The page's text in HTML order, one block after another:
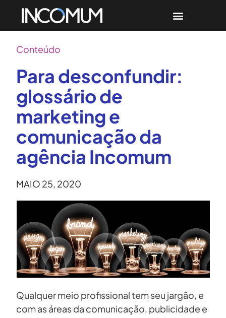
Conteúdo
Para desconfundir:
glossário de
marketing e
comunicação da
agência Incomum
MAIO 25, 2020
Qualquer meio profissional tem seu jargão, e
com as áreas da comunicação, publicidade e